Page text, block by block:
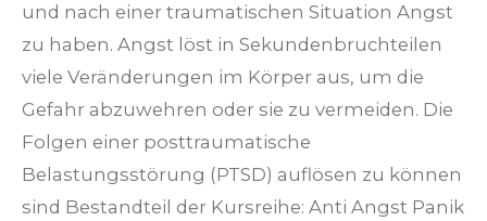
und nach einer traumatischen Situation Angst
zu haben. Angst löst in Sekundenbruchteilen
viele Veränderungen im Körper aus, um die
Gefahr abzuwehren oder sie zu vermeiden. Die
Folgen einer posttraumatische
Belastungsstörung (PTSD) auflösen zu können
sind Bestandteil der Kursreihe: Anti Angst Panik